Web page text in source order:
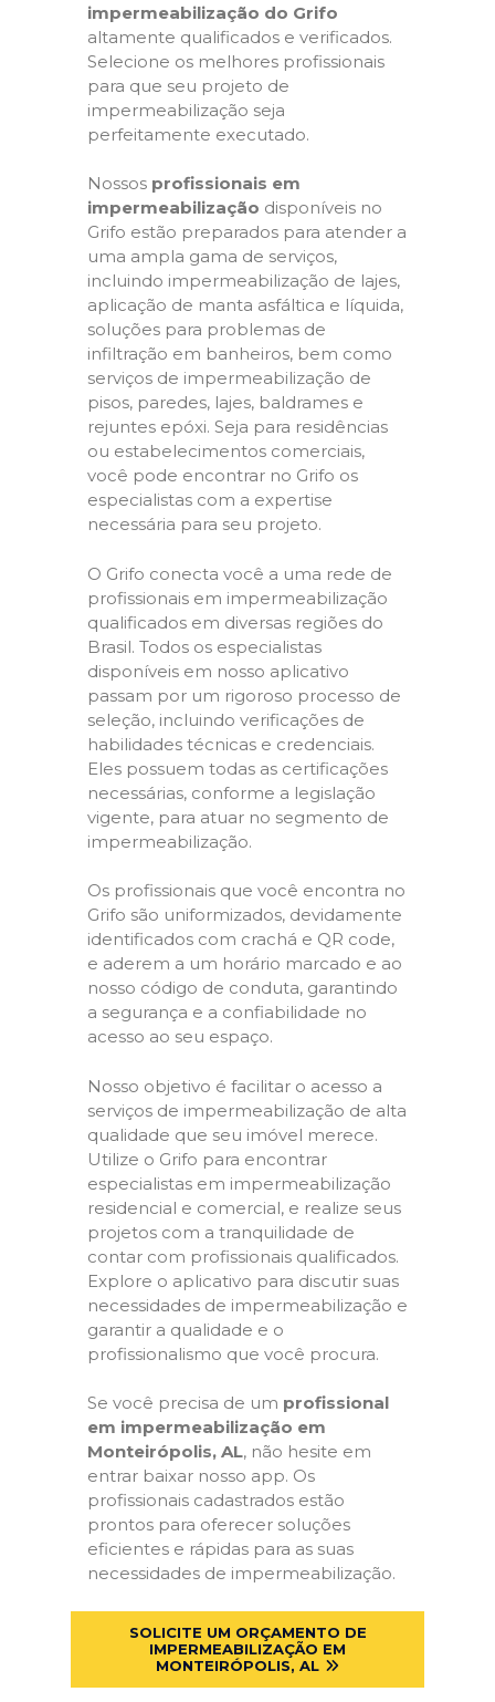
impermeabilização do Grifo
altamente qualificados e verificados.
Selecione os melhores profissionais
para que seu projeto de
impermeabilização seja
perfeitamente executado.
Nossos profissionais em
impermeabilização disponíveis no
Grifo estão preparados para atender a
uma ampla gama de serviços,
incluindo impermeabilização de lajes,
aplicação de manta asfáltica e líquida,
soluções para problemas de
infiltração em banheiros, bem como
serviços de impermeabilização de
pisos, paredes, lajes, baldrames e
rejuntes epóxi. Seja para residências
ou estabelecimentos comerciais,
você pode encontrar no Grifo os
especialistas com a expertise
necessária para seu projeto.
O Grifo conecta você a uma rede de
profissionais em impermeabilização
qualificados em diversas regiões do
Brasil. Todos os especialistas
disponíveis em nosso aplicativo
passam por um rigoroso processo de
seleção, incluindo verificações de
habilidades técnicas e credenciais.
Eles possuem todas as certificações
necessárias, conforme a legislação
vigente, para atuar no segmento de
impermeabilização.
Os profissionais que você encontra no
Grifo são uniformizados, devidamente
identificados com crachá e QR code,
e aderem a um horário marcado e ao
nosso código de conduta, garantindo
a segurança e a confiabilidade no
acesso ao seu espaço.
Nosso objetivo é facilitar o acesso a
serviços de impermeabilização de alta
qualidade que seu imóvel merece.
Utilize o Grifo para encontrar
especialistas em impermeabilização
residencial e comercial, e realize seus
projetos com a tranquilidade de
contar com profissionais qualificados.
Explore o aplicativo para discutir suas
necessidades de impermeabilização e
garantir a qualidade e o
profissionalismo que você procura.
Se você precisa de um profissional
em impermeabilização em
Monteirópolis, AL, não hesite em
entrar baixar nosso app. Os
profissionais cadastrados estão
prontos para oferecer soluções
eficientes e rápidas para as suas
necessidades de impermeabilização.
SOLICITE UM ORÇAMENTO DE
IMPERMEABILIZAÇÃO EM
MONTEIRÓPOLIS, AL